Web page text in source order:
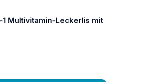
Multivitamin-Leckerlis mit